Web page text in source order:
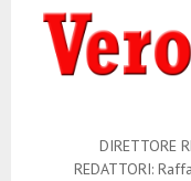
DIRETTORE
REDATTORI: